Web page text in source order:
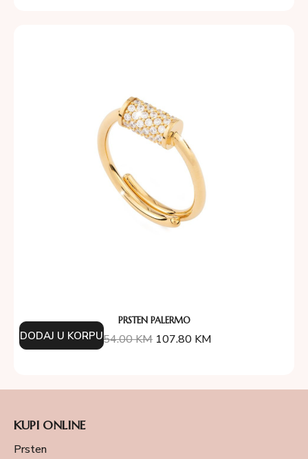
PRSTEN PALERMO
154.00KM 107.80 KM
DODAJ U KORPU
KUPI ONLINE
Prsten